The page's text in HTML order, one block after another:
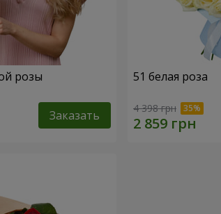
розы
Заказать
51 белая роза
4 398 грн